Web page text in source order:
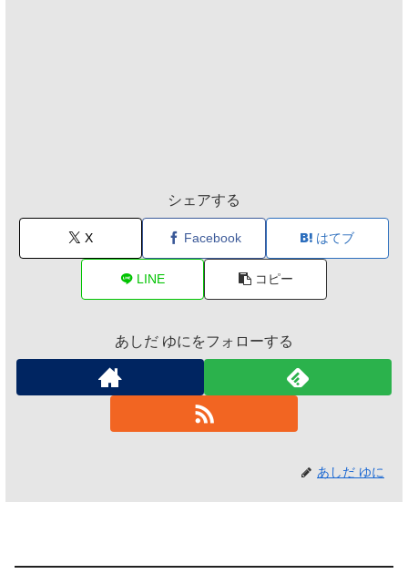
シェアする
X Facebook はてブ
LINE コピー
あしだ ゆにをフォローする
あしだ ゆに